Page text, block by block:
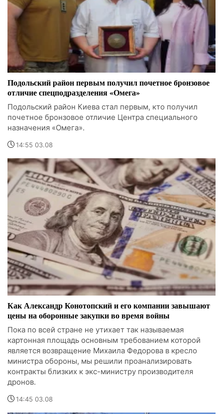
Подольский район первым получил почетное бронзовое
отличие спецподразделения «Омега»
Подольский район Киева стал первым, кто получил
почетное бронзовое отличие Центра специального
назначения «Омега».
14:55 03.08
Как Александр Конотопский и его компании завышают
цены на оборонные закупки во время войны
Пока по всей стране не утихает так называемая
картонная площадь основным требованием которой
является возвращение Михаила Федорова в кресло
министра обороны, мы решили проанализировать
контракты близких к экс-министру производителя
дронов.
14:45 03.08